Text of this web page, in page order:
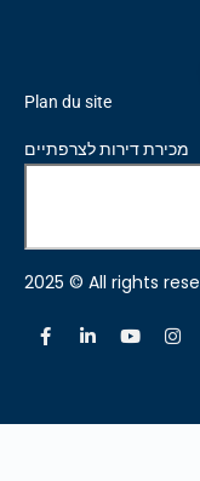
Plan du site
מכירת דירות לצרפתיים
2025 © All rights